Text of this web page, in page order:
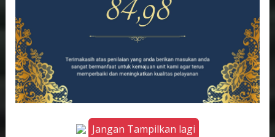
Jangan Tampilkan lagi